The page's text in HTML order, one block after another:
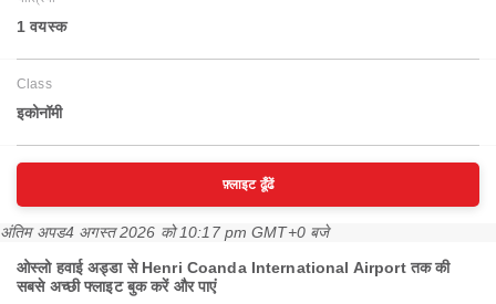
1 वयस्‍क
Class
इकोनॉमी
फ़्लाइट ढूँढें
अंतिम अपड4 अगस्त 2026 को 10:17 pm GMT+0 बजे
ओस्लो हवाई अड्डा से Henri Coanda International Airport तक की
सबसे अच्छी फ्लाइट बुक करें और पाएं